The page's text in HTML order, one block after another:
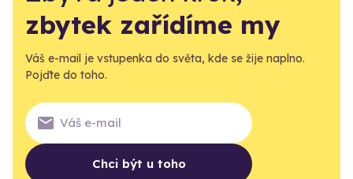
zbytek zařídíme my
Váš e-mail je vstupenka do světa, kde se žije naplno.
Pojďte do toho.
Chci být u toho